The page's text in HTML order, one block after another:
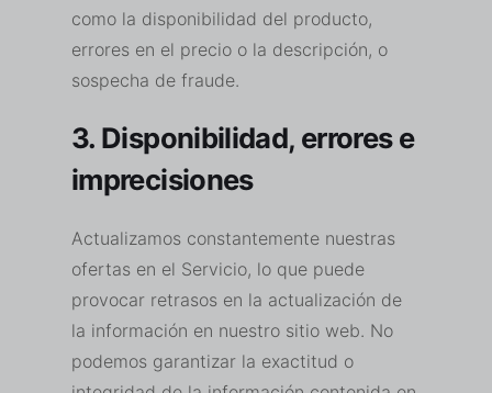
como la disponibilidad del producto,
errores en el precio o la descripción, o
sospecha de fraude.
3. Disponibilidad, errores e
imprecisiones
Actualizamos constantemente nuestras
ofertas en el Servicio, lo que puede
provocar retrasos en la actualización de
la información en nuestro sitio web. No
podemos garantizar la exactitud o